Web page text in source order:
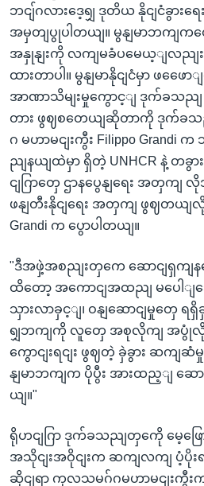
ဘငျ်ဂလားဒေ့ရျှ ဒုတိယ နိုငျငံခွား
အမှတျပွုပါတယျ။ မွနျမာဘကျက
အနှုနျးကို လကျမခံပမေယ့ျလညျး
ထားတာပါ။ မွနျမာနိုငျငံမှာ ဖဖေေ
အာဏာသိမျးမှုကွောင့ျ ဒုက်ခသညျ
တား ဖွဈစတေယျဆိုတာကို ဒုက်ခသ
ဂ မဟာမငျးကွီး Filippo Grandi
ညျနယျထဲမှာ ရှိတဲ့ UNHCR နဲ့ တ
ငျဂြာတှေ ဌာနပွေနျရေး အတှက
ဖနျတီးနိုငျရေး အတှကျ ဖွဈတယျလို့
Grandi က ပွောပါတယျ။
"ဒီအဖှဲ့အစညျးတှကေ ဆောငျရှကျန
ထိတော့ အကောငျအထညျ မပေါျသ
သှားလာခှင့ျ၊ ဝနျဆောငျမှုတှေ ရရှိ
ရျှဘကျကို လူတှေ အစုလိုကျ အပွုံလို
ကွောငျးရငျး ဖွဈတဲ့ ခှဲခွား ဆက
နျမာဘကျက ပိုပွီး အားထည့ျ ဆော
ယျ။"
ရိုဟငျဂြာ ဒုက်ခသညျတှကေို မေ့ဖြေ
အသိုငျးအဝိုငျးက ဆကျလကျ ပံ့ပိုး
ဆိုငျရာ ကုလသမဂ်ဂမဟာမငျးကွီးက